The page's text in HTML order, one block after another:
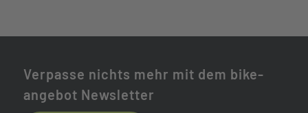
Verpasse nichts mehr mit dem bike-
angebot Newsletter